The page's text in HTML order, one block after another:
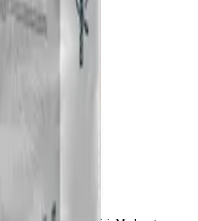
desteği alın
için hazır